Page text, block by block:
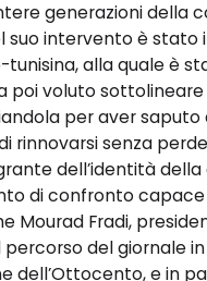
generazioni della
intervento è stato
alla quale è
poi voluto
per aver
rinnovarsi senza
dell’identità
di confronto capace
Mourad Fradi,
del giornale
dell’Ottocento, e in